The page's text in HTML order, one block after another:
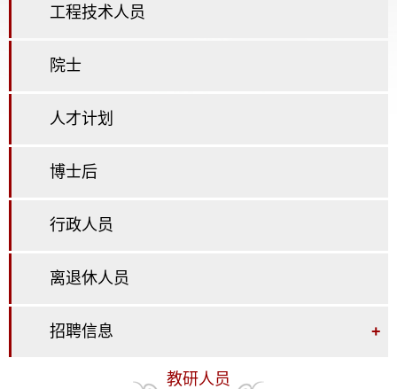
工程技术人员
院士
人才计划
博士后
行政人员
离退休人员
招聘信息 +
教研人员